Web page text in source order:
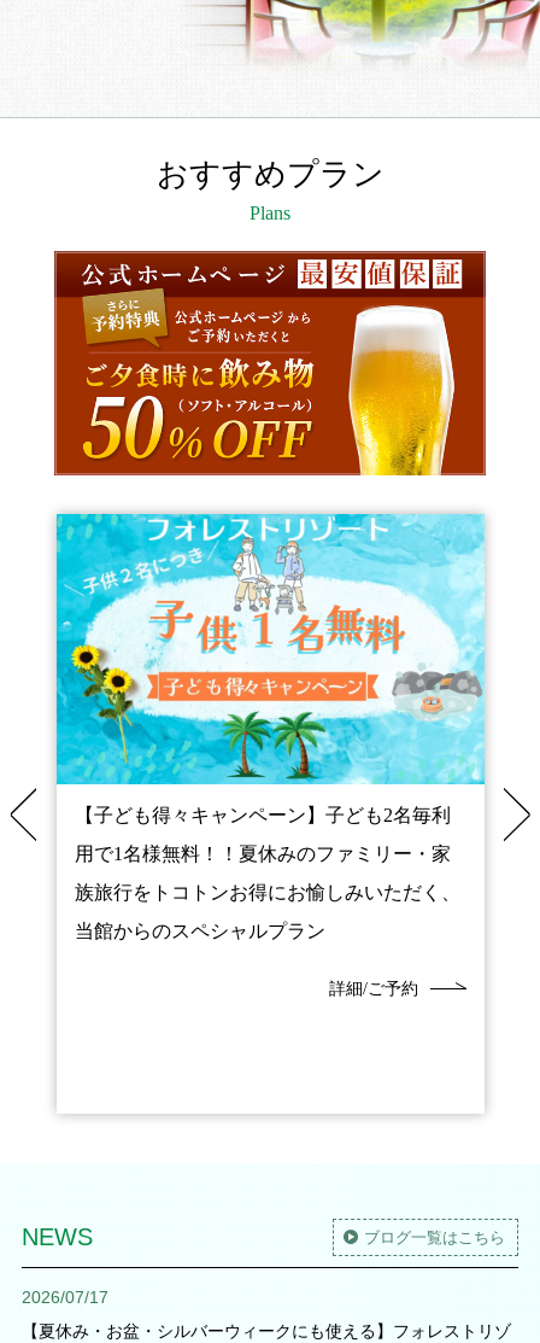
おすすめプラン
Plans
【子ども得々キャンペーン】子ども2名毎利
用で1名様無料！！夏休みのファミリー・家
族旅行をトコトンお得にお愉しみいただく、
当館からのスペシャルプラン
詳細/ご予約
NEWS ブログ一覧はこちら
2026/07/17
【夏休み・お盆・シルバーウィークにも使える】フォレストリゾ